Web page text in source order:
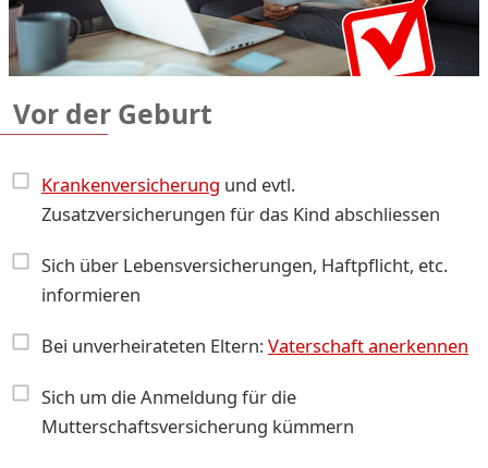
Vor der Geburt
Krankenversicherung und evtl.
Zusatzversicherungen für das Kind abschliessen
Sich über Lebensversicherungen, Haftpflicht, etc.
informieren
Bei unverheirateten Eltern:Vaterschaft anerkennen
Sich um die Anmeldung für die
Mutterschaftsversicherung kümmern